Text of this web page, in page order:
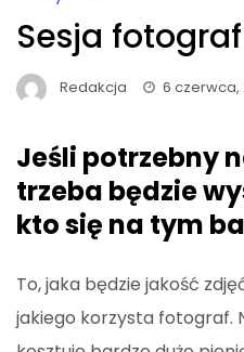
Sesja
Redakcja 6 czerwca,
Jeśli potrzebny
trzeba będzie
kto się na tym
To, jaka będzie jakość
jakiego korzysta fotograf.